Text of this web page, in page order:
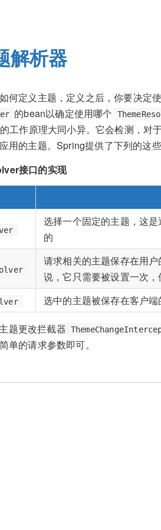
解析器
何定义主题，定义之后，你要决定使
的bean以确定使用哪个
的工作原理大同小异。它会检测，对
用的主题。Spring提供了下列的这
接口的实现
选择一个固定的主题，这是
的
请求相关的主题保存在用
说，它只需要被设置一次
选中的主题被保存在客户
题更改拦截器
单的请求参数即可。